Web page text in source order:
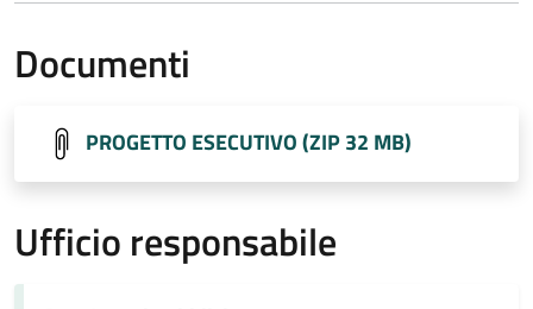
Documenti
PROGETTO ESECUTIVO (ZIP 32 MB)
Ufficio responsabile